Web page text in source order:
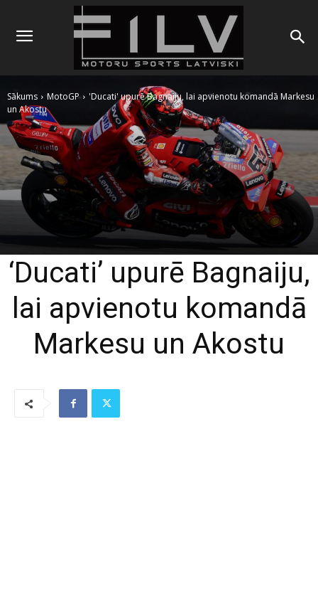
Sākums MotoGP
'Ducati' upurē Bagnaiju, lai apvienotu komandā Markesu
un Akostu
‘Ducati’ upurē Bagnaiju,
lai apvienotu komandā
Markesu un Akostu